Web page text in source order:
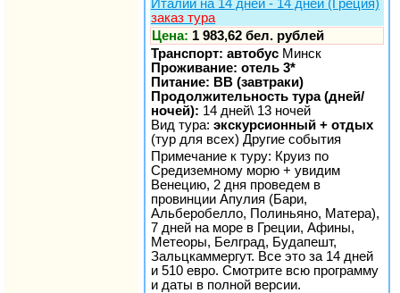
Италии на 14 дней - 14 дней (Греция)
заказ тура
Цена: 1 983,62 бел. рублей
Транспорт: автобус Минск
Проживание: отель 3*
Питание: BB (завтраки)
Продолжительность тура (дней/
ночей): 14 дней\ 13 ночей
Вид тура: экскурсионный + отдых
(тур для всех) Другие события
Примечание к туру: Круиз по
Средиземному морю + увидим
Венецию, 2 дня проведем в
провинции Апулия (Бари,
Альберобелло, Полиньяно, Матера),
7 дней на море в Греции, Афины,
Метеоры, Белград, Будапешт,
Зальцкаммергут. Все это за 14 дней
и 510 евро. Смотрите всю программу
и даты в полной версии.